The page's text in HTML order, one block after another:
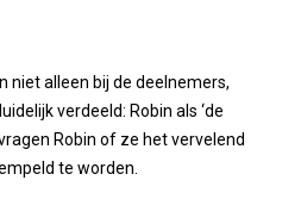
niet alleen bij de deelnemers,
verdeeld: Robin als ‘de
vragen Robin of ze het vervelend
te worden.